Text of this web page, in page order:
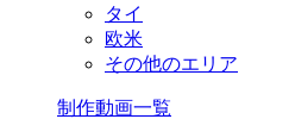
タイ
欧米
その他のエリア
制作動画一覧